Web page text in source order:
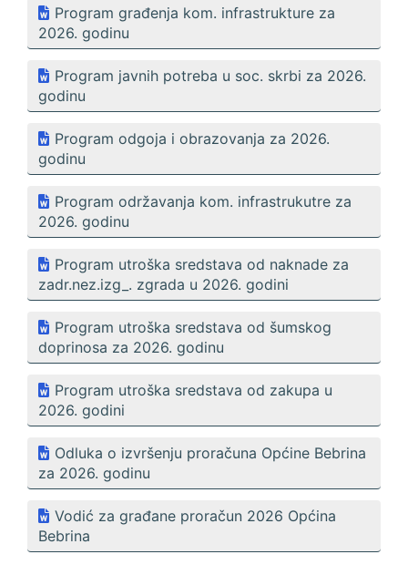
Program građenja kom. infrastrukture za
2026. godinu
Program javnih potreba u soc. skrbi za 2026.
godinu
Program odgoja i obrazovanja za 2026.
godinu
Program održavanja kom. infrastrukutre za
2026. godinu
Program utroška sredstava od naknade za
zadr.nez.izg_. zgrada u 2026. godini
Program utroška sredstava od šumskog
doprinosa za 2026. godinu
Program utroška sredstava od zakupa u
2026. godini
Odluka o izvršenju proračuna Općine Bebrina
za 2026. godinu
Vodić za građane proračun 2026 Općina
Bebrina